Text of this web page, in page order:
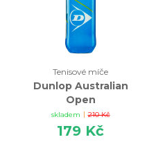
Tenisové míče
Dunlop Australian
Open
skladem | 210 Kč
179 Kč